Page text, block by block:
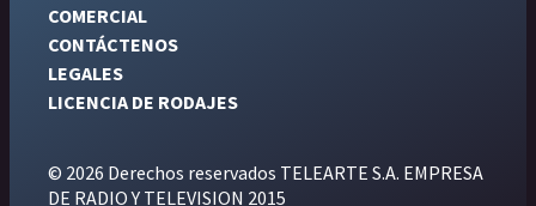
COMERCIAL
CONTÁCTENOS
LEGALES
LICENCIA DE RODAJES
© 2026 Derechos reservados TELEARTE S.A. EMPRESA
DE RADIO Y TELEVISION 2015